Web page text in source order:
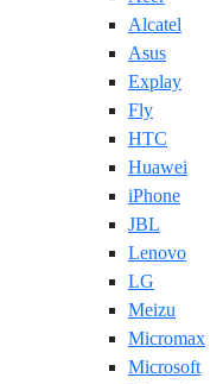
Alcatel
Asus
Explay
Fly
HTC
Huawei
iPhone
JBL
Lenovo
LG
Meizu
Micromax
Microsoft